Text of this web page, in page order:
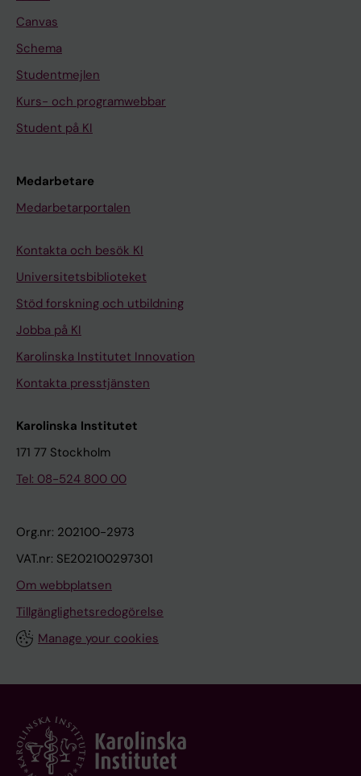
Canvas
Schema
Studentmejlen
Kurs- och programwebbar
Student på KI
Medarbetare
Medarbetarportalen
Kontakta och besök KI
Universitetsbiblioteket
Stöd forskning och utbildning
Jobba på KI
Karolinska Institutet Innovation
Kontakta presstjänsten
Karolinska Institutet
171 77 Stockholm
Tel: 08-524 800 00
Org.nr: 202100-2973
VAT.nr: SE202100297301
Om webbplatsen
Tillgänglighetsredogörelse
Manage your cookies